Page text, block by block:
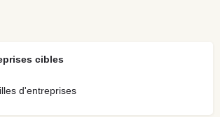
cibles
d'entreprises